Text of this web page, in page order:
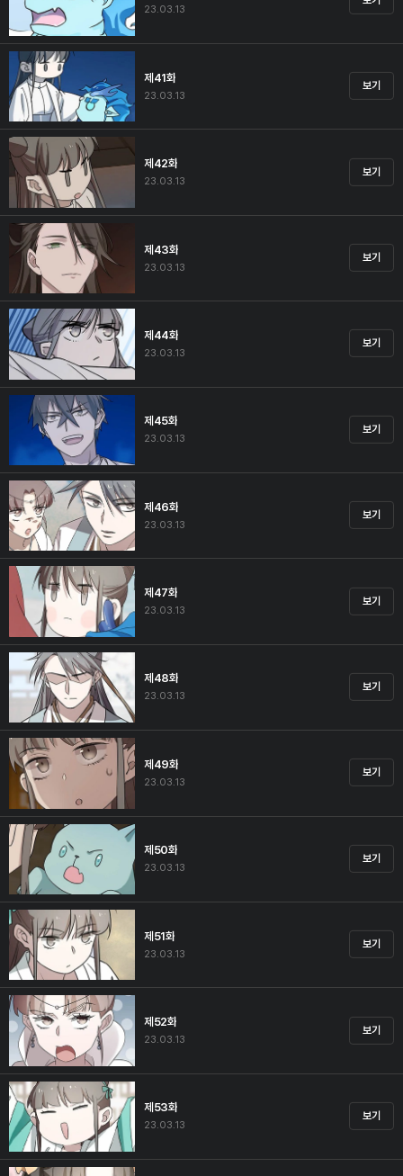
23.03.13
제41화
23.03.13
보기
제42화
23.03.13
보기
제43화
23.03.13
보기
제44화
23.03.13
보기
제45화
23.03.13
보기
제46화
23.03.13
보기
제47화
23.03.13
보기
제48화
23.03.13
보기
제49화
23.03.13
보기
제50화
23.03.13
보기
제51화
23.03.13
보기
제52화
23.03.13
보기
제53화
23.03.13
보기